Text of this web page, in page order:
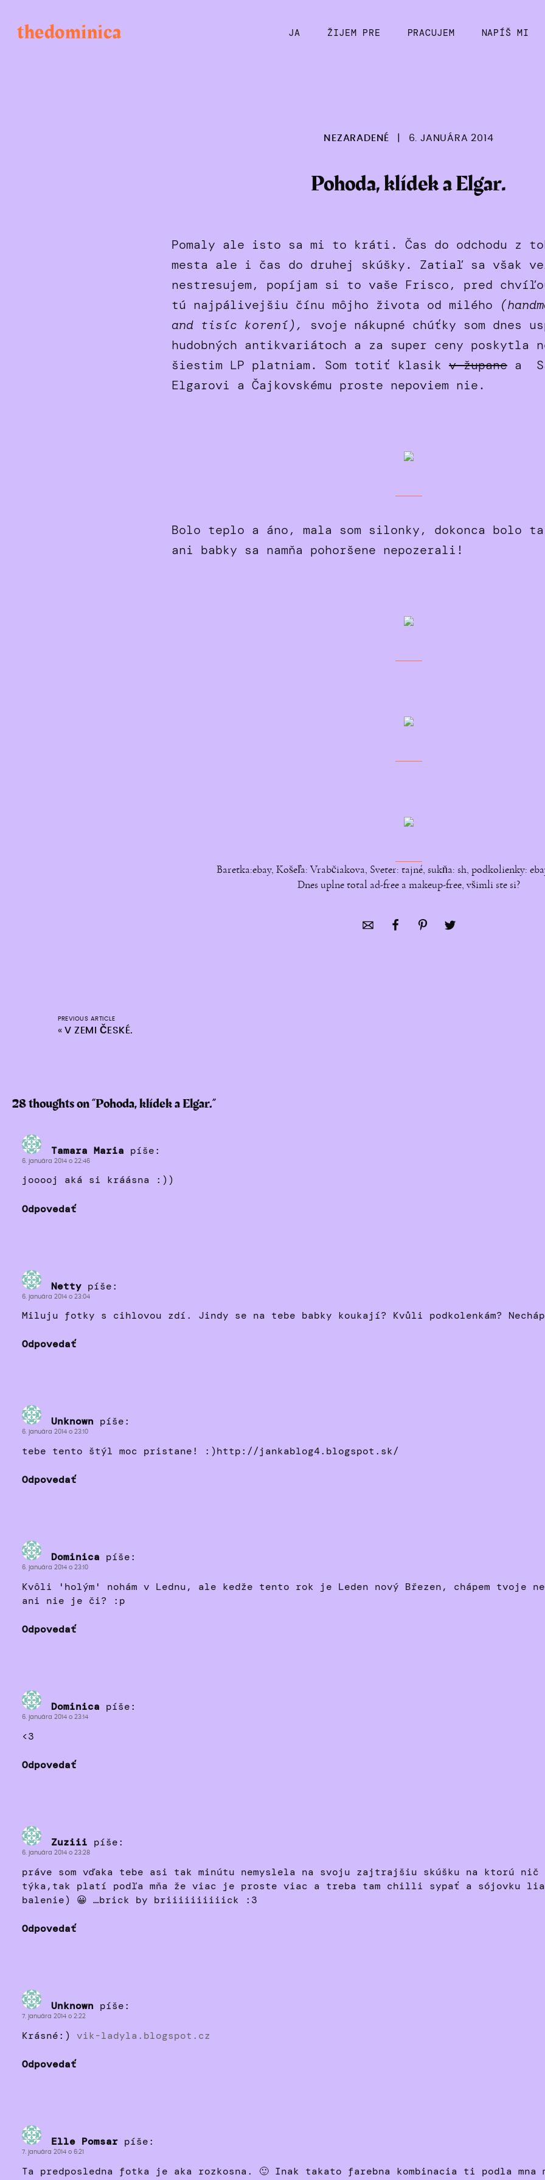
content
thedominica JA ŽIJEM PRE PRACUJEM NAPÍŠ MI
NEZARADENÉ 6. JANUÁRA 2014
Pohoda, klídek a Elgar.
Pomaly ale isto sa mi to kráti. Čas do odchodu z
mesta ale i čas do druhej skúšky. Zatiaľ sa však
nestresujem, popíjam si to vaše Frisco, pred
tú najpálivejšiu čínu môjho života od milého
and tisíc korení), svoje nákupné chúťky som dnes
hudobných antikvariátoch a za super ceny poskytla
šiestim LP platniam. Som totiť klasik v župane a
Elgarovi a Čajkovskému proste nepoviem nie.
Bolo teplo a áno, mala som silonky, dokonca bolo
ani babky sa namňa pohoršene nepozerali!
Baretka:ebay, Košeľa: Vrabčiakova, Sveter: tajné, sukňa: sh, podkolienky:
Dnes uplne total ad-free a makeup-free, všimli ste si?
PREVIOUS ARTICLE
«V ZEMI ČESKÉ.
28 thoughts on “Pohoda, klídek a Elgar.”
Tamara Maria píše:
6. januára 2014 o 22:46
jooooj aká si kráásna :))
Odpovedať
Netty píše:
6. januára 2014 o 23:04
Miluju fotky s cihlovou zdí. Jindy se na tebe babky koukají? Kvůli podkolenkám?
Odpovedať
Unknown píše:
6. januára 2014 o 23:10
tebe tento štýl moc pristane! :)http://jankablog4.blogspot.sk/
Odpovedať
Dominica píše:
6. januára 2014 o 23:10
Kvôli 'holým' nohám v Lednu, ale kedže tento rok je Leden nový Březen, chápem tvoje
ani nie je či? :p
Odpovedať
Dominica píše:
6. januára 2014 o 23:14
<3
Odpovedať
Zuziii píše:
6. januára 2014 o 23:28
práve som vďaka tebe asi tak minútu nemyslela na svoju zajtrajšiu skúšku na ktorú
týka,tak platí podľa mňa že viac je proste viac a treba tam chilli sypať a sójovku
balenie) 😀 …brick by briiiiiiiiiick :3
Odpovedať
Unknown píše:
7. januára 2014 o 2:22
Krásné:) vik-ladyla.blogspot.cz
Odpovedať
Elle Pomsar píše:
7. januára 2014 o 6:21
Ta predposledna fotka je aka rozkosna. 🙂 Inak takato farebna kombinacia ti podla mna